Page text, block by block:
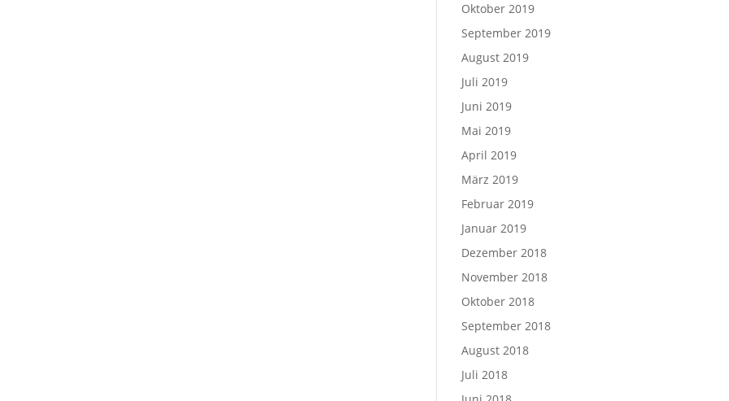
Oktober 2019
September 2019
August 2019
Juli 2019
Juni 2019
Mai 2019
April 2019
März 2019
Februar 2019
Januar 2019
Dezember 2018
November 2018
Oktober 2018
September 2018
August 2018
Juli 2018